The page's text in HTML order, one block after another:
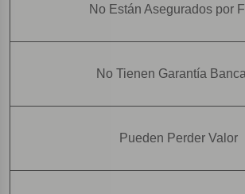
No Están Asegurados por
No Tienen Garantía
Pueden Perder Valor